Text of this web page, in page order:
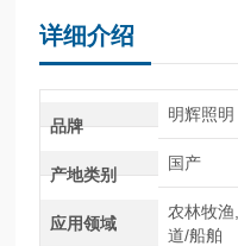
详细介绍
品牌
明辉照明
产地类别
国产
应用领域
农林牧
道/船舶